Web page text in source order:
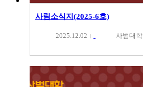
사림소식지(2025-6호)
2025.12.02 사범대학